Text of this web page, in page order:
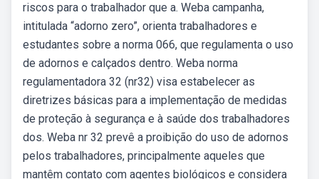
riscos para o trabalhador que a. Weba campanha,
intitulada “adorno zero”, orienta trabalhadores e
estudantes sobre a norma 066, que regulamenta o uso
de adornos e calçados dentro. Weba norma
regulamentadora 32 (nr32) visa estabelecer as
diretrizes básicas para a implementação de medidas
de proteção à segurança e à saúde dos trabalhadores
dos. Weba nr 32 prevê a proibição do uso de adornos
pelos trabalhadores, principalmente aqueles que
mantêm contato com agentes biológicos e considera